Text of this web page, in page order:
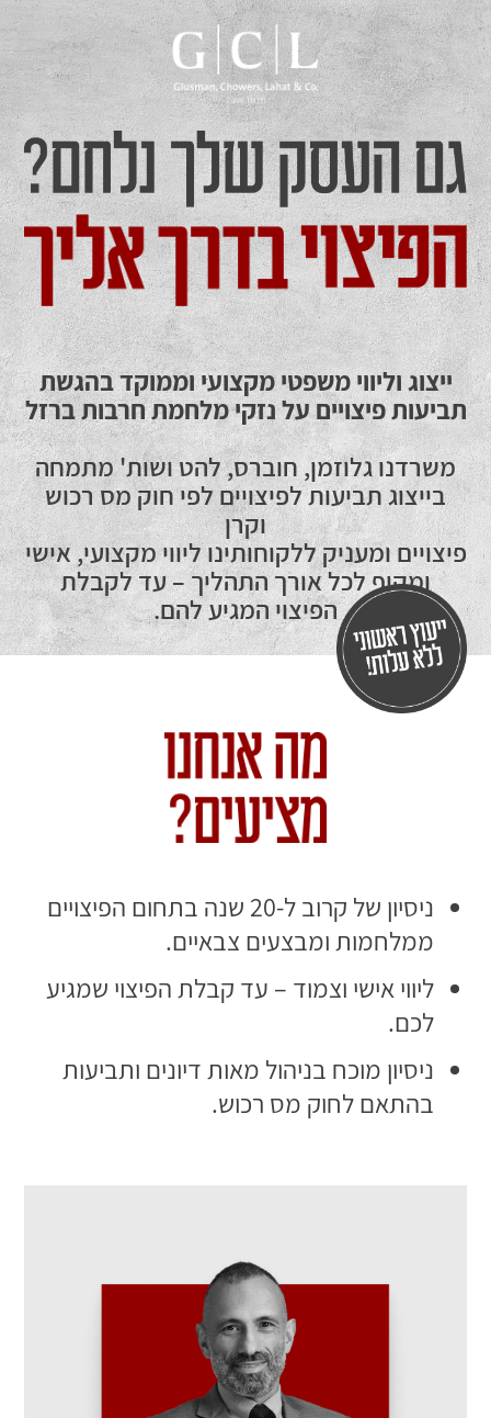
ייצוג וליווי משפטי מקצועי וממוקד בהגשת
תביעות פיצויים על נזקי מלחמת חרבות ברזל
משרדנו גלוזמן, חוברס, להט ושות' מתמחה
בייצוג תביעות לפיצויים לפי חוק מס רכוש
וקרן
פיצויים ומעניק ללקוחותינו ליווי מקצועי, אישי
ומקיף לכל אורך התהליך – עד לקבלת
הפיצוי המגיע להם.
ניסיון של קרוב ל-20 שנה בתחום הפיצויים
ממלחמות ומבצעים צבאיים.
ליווי אישי וצמוד – עד קבלת הפיצוי שמגיע
לכם.
ניסיון מוכח בניהול מאות דיונים ותביעות
בהתאם לחוק מס רכוש.